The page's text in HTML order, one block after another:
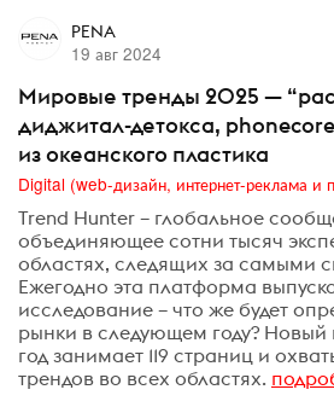
PENA
19 авг 2024
Мировые тренды 2025 —
диджитал-детокса,
из океанского пластика
Trend Hunter – глобальное
объединяющее сотни тысяч
областях, следящих за самыми
Ежегодно эта платформа
исследование – что же будет
рынки в следующем году? Новый
год занимает 119 страниц и
трендов во всех областях.